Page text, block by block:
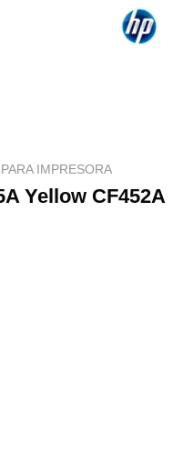
IMPRESORA
Yellow CF452A